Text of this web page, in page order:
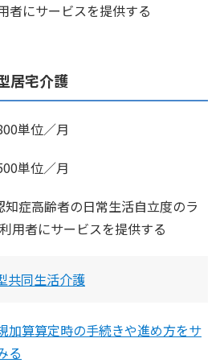
者にサービスを提供する
居宅介護
単位／月
単位／月
知症高齢者の日常生活自立度のラ
用者にサービスを提供する
共同生活介護
算算定時の手続きや進め方をサ
る